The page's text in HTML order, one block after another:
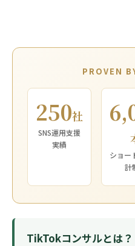
PROVEN
250社
SNS運用支援
実績
ショー
計
TikTokコンサルとは？